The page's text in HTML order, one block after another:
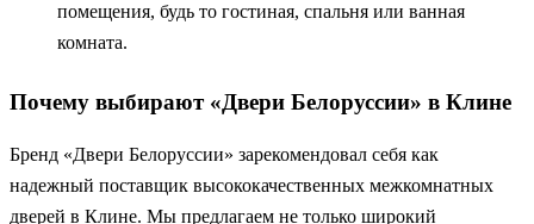
помещения, будь то гостиная, спальня или ванная
комната.
Почему выбирают «Двери Белоруссии» в Клине
Бренд «Двери Белоруссии» зарекомендовал себя как
надежный поставщик высококачественных межкомнатных
дверей в Клине. Мы предлагаем не только широкий